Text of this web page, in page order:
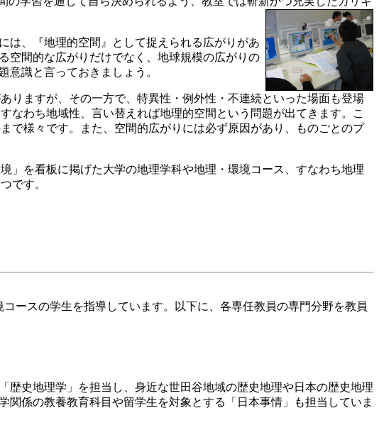
、『地理的空間』として捉えられる広がりがあ
空間的な広がりだけでなく、地球規模の広がりの
識と言っておきましょう。
ますが、その一方で、特異性・例外性・不連続といった場面も登場
なわち地域性、言い替えれば地理的空間という問題が出てきます。こ
で様々です。また、空間的広がりには必ず原因があり、ものごとのプ
を看板に掲げた大学の地理学科や地理・環境コース、すなわち地理
です。
ースの学生を指導しています。以下に、各専任教員の専門分野を教員
史地理学」を担当し、身近な世田谷地域の歴史地理や日本の歴史地理
係の教養教育科目や留学生を対象とする「日本事情」も担当していま